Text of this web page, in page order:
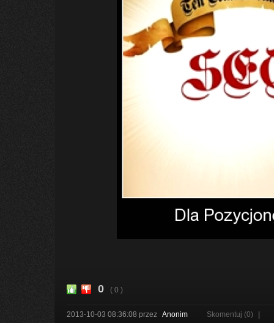
0 ( 0 )
2013-10-03 08:36:08 przez Anonim Skomentuj (0)